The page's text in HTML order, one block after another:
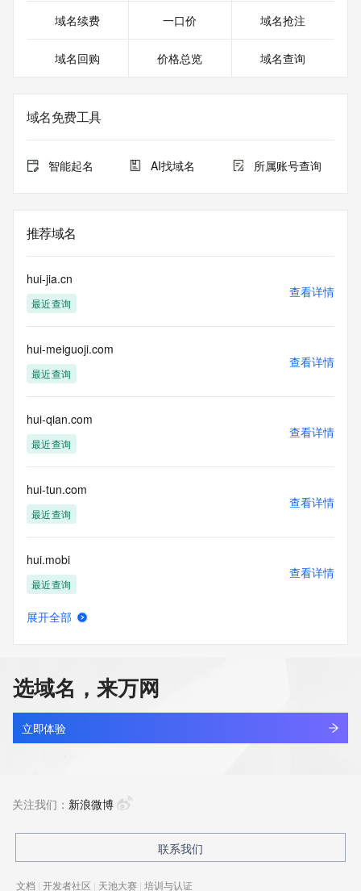
域名续费 一口价 域名抢注
域名回购 价格总览 域名查询
域名免费工具
智能起名 AI找域名 所属账号查询
推荐域名
hui-jia.cn
最近查询
查看详情
hui-meiguoji.com
最近查询
查看详情
hui-qian.com
最近查询
查看详情
hui-tun.com
最近查询
查看详情
hui.mobi
最近查询
查看详情
hui51.com.cn
最近查询
查看详情
最近查询
展开全部
选域名，来万网
立即体验
关注我们： 新浪微博
联系我们
文档 | 开发者社区 | 天池大赛 | 培训与认证